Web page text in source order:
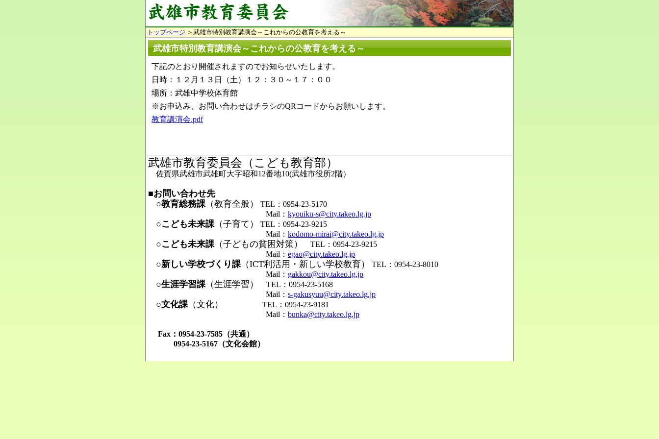
トップページ ＞武雄市特別教育講演会～これからの公教育を考える～
武雄市特別教育講演会～これからの公教育を考える～
下記のとおり開催されますのでお知らせいたします。
日時：１２月１３日（土）１２：３０～１７：００
場所：武雄中学校体育館
※お申込み、お問い合わせはチラシのQRコードからお願いします。
教育講演会.pdf
武雄市教育委員会（こども教育部）
佐賀県武雄市武雄町大字昭和12番地10(武雄市役所2階）
■お問い合わせ先
○教育総務課（教育全般）
TEL：0954-23-5170
Mail： kyouiku-s@city.takeo.lg.jp
○こども未来課（子育て）
TEL：0954-23-9215
Mail： kodomo-mirai@city.takeo.lg.jp
○こども未来課（子どもの貧困対策）
TEL：0954-23-9215
Mail： egao@city.takeo.lg.jp
○新しい学校づくり課（ICT利活用・新しい学校教育）
TEL：0954-23-8010
Mail： gakkou@city.takeo.lg.jp
○生涯学習課（生涯学習）
TEL：0954-23-5168
Mail： s-gakusyuu@city.takeo.lg.jp
○文化課（文化）
TEL：0954-23-9181
Mail： bunka@city.takeo.lg.jp
Fax：0954-23-7585（共通）
0954-23-5167（文化会館）